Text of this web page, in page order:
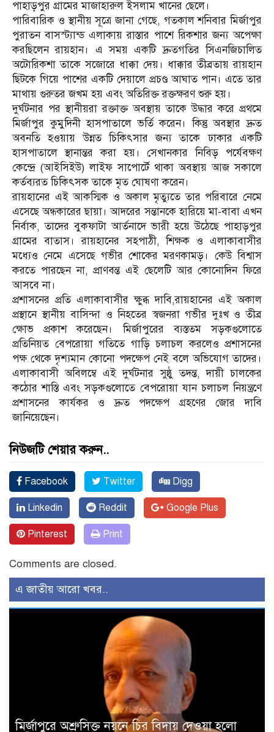
পাহাড়পুর গ্রামের মাজাহারুল ইসলাম খানের ছেলে।
পারিবারিক ও স্থানীয় সূত্রে জানা গেছে, গতকাল শনিবার মির্জাপুর
পুরাতন বাসস্ট্যান্ড এলাকায় রাস্তার পাশে রিকশার জন্য অপেক্ষা
করছিলেন রায়হান। এ সময় একটি দ্রুতগতির সিএনজিচালিত
অটোরিকশা তাকে সজোরে ধাক্কা দেয়। ধাক্কার তীব্রতায় রায়হান
ছিটকে গিয়ে পাশের একটি দেয়ালে প্রচণ্ড আঘাত পান। এতে তার
মাথায় গুরুতর জখম হয় এবং অতিরিক্ত রক্তক্ষরণ শুরু হয়।
দুর্ঘটনার পর স্থানীয়রা রক্তাক্ত অবস্থায় তাকে উদ্ধার করে প্রথমে
মির্জাপুর কুমুদিনী হাসপাতালে ভর্তি করেন। কিন্তু অবস্থার দ্রুত
অবনতি হওয়ায় উন্নত চিকিৎসার জন্য তাকে ঢাকার একটি
হাসপাতালে স্থানান্তর করা হয়। সেখানকার নিবিড় পর্যেবক্ষণ
কেন্দ্রে (আইসিইউ) লাইফ সাপোর্টে থাকা অবস্থায় আজ সকালে
কর্তব্যরত চিকিৎসক তাকে মৃত ঘোষণা করেন।
রায়হানের এই আকস্মিক ও অকাল মৃত্যুতে তার পরিবারে নেমে
এসেছে অন্ধকারের ছায়া। আদরের সন্তানকে হারিয়ে মা-বাবা এখন
নির্বাক, তাদের বুকফাটা আর্তনাদে ভারী হয়ে উঠেছে পাহাড়পুর
গ্রামের বাতাস। রায়হানের সহপাঠী, শিক্ষক ও এলাকাবাসীর
মধ্যেও নেমে এসেছে গভীর শোকের মরণকামড়। কেউ বিশ্বাস
করতে পারছেন না, প্রাণবন্ত এই ছেলেটি আর কোনোদিন ফিরে
আসবে না।
প্রশাসনের প্রতি এলাকাবাসীর ক্ষুব্ধ দাবি,রায়হানের এই অকাল
প্রস্থানে স্থানীয় বাসিন্দা ও নিহতের স্বজনরা গভীর দুঃখ ও তীব্র
ক্ষোভ প্রকাশ করেছেন। মির্জাপুরের ব্যস্ততম সড়কগুলোতে
প্রতিনিয়ত বেপরোয়া গতিতে গাড়ি চলাচল করলেও প্রশাসনের
পক্ষ থেকে দৃশ্যমান কোনো পদক্ষেপ নেই বলে অভিযোগ তাদের।
এলাকাবাসী অবিলম্বে এই দুর্ঘটনার সুষ্ঠু তদন্ত, দায়ী চালকের
কঠোর শাস্তি এবং সড়কগুলোতে বেপরোয়া যান চলাচল নিয়ন্ত্রণে
প্রশাসনের কার্যকর ও দ্রুত পদক্ষেপ গ্রহণের জোর দাবি
জানিয়েছেন।
নিউজটি শেয়ার করুন..
Facebook Twitter Digg
Linkedin Reddit Google Plus
Pinterest Print
Comments are closed.
এ জাতীয় আরো খবর..
মির্জাপুরে অশ্রুসিক্ত নয়নে চির বিদায় দেওয়া হলো